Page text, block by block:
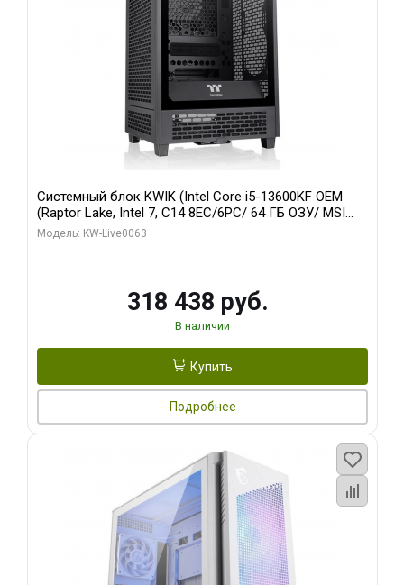
Системный блок KWIK (Intel Core i5-13600KF OEM
(Raptor Lake, Intel 7, C14 8EC/6PC/ 64 ГБ ОЗУ/ MSI
RTX5080 VENTUS 3X OC 16GB GDDR7 256bit 3xDP
Модель: KW-Live0063
318 438 руб.
В наличии
Купить
Подробнее